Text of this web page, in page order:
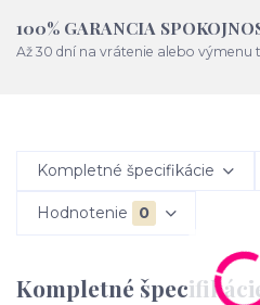
100% GARANCIA
Až 30 dní na vrátenie alebo výmenu
Kompletné špecifikácie
Hodnotenie 0
Kompletné